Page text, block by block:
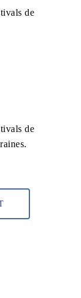
de
de